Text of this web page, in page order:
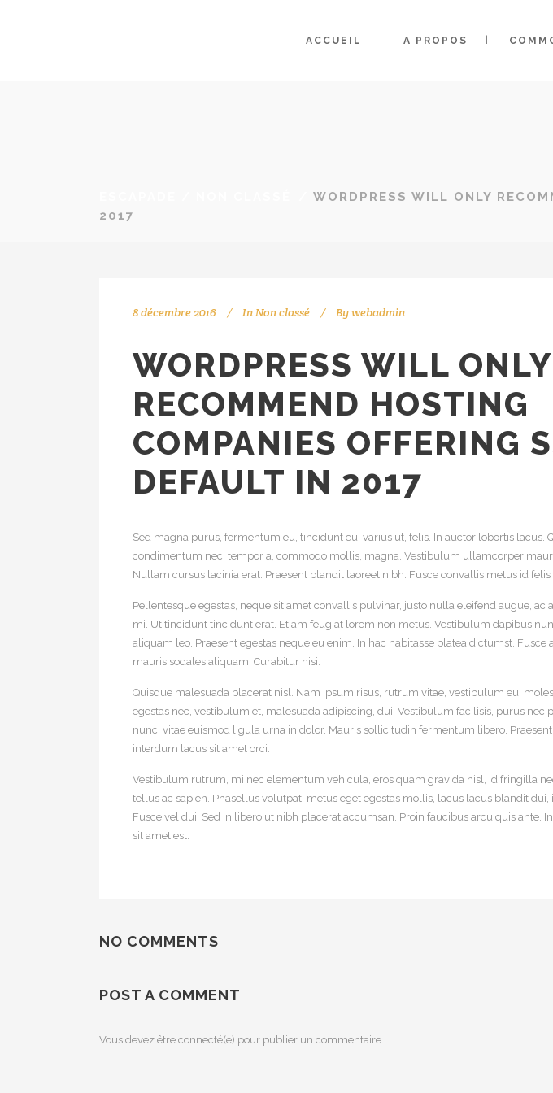
ACCUEIL A PROPOS
WORDPRESS WILL ONLY
2017
8 décembre 2016 InNon classé Bywebadmin
WORDPRESS WILL ONLY
RECOMMEND HOSTING
COMPANIES OFFERING
DEFAULT IN 2017
Sed magna purus, fermentum eu, tincidunt eu, varius ut, felis. In auctor lobortis lacus.
condimentum nec, tempor a, commodo mollis, magna. Vestibulum ullamcorper
Nullam cursus lacinia erat. Praesent blandit laoreet nibh. Fusce convallis metus id
Pellentesque egestas, neque sit amet convallis pulvinar, justo nulla eleifend augue, ac
mi. Ut tincidunt tincidunt erat. Etiam feugiat lorem non metus. Vestibulum dapibus
aliquam leo. Praesent egestas neque eu enim. In hac habitasse platea dictumst.
mauris sodales aliquam. Curabitur nisi.
Quisque malesuada placerat nisl. Nam ipsum risus, rutrum vitae, vestibulum eu,
egestas nec, vestibulum et, malesuada adipiscing, dui. Vestibulum facilisis, purus
nunc, vitae euismod ligula urna in dolor. Mauris sollicitudin fermentum libero.
interdum lacus sit amet orci.
Vestibulum rutrum, mi nec elementum vehicula, eros quam gravida nisl, id fringilla
tellus ac sapien. Phasellus volutpat, metus eget egestas mollis, lacus lacus blandit
Fusce vel dui. Sed in libero ut nibh placerat accumsan. Proin faucibus arcu quis ante.
sit amet est.
NO COMMENTS
POST A COMMENT
Vous devez être connecté(e) pour publier un commentaire.